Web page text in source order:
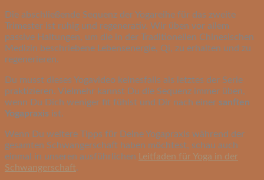
Die abschließende Sequenz der Yogareihe für das zweite
Trimester ist ruhig und regenerativ. Wir üben vor allem
passive Haltungen, um die in der Traditionellen Chinesischen
Medizin beschriebene Lebensenergie, Qi, zu erhalten und zu
regenerieren.
Du musst dieses Yogavideo keinesfalls als letztes der Serie
praktizieren. Vielmehr kannst Du die Sequenz immer üben,
wenn Du Dich weniger fit fühlst und Dir nach einer sanften
Yogapraxis ist.
Wenn Du weitere Tipps für Deine Yogapraxis während der
gesamten Schwangerschaft haben möchtest, schau auch
einmal in unseren ausführlichen
Leitfaden für Yoga in der
Schwangerschaft.